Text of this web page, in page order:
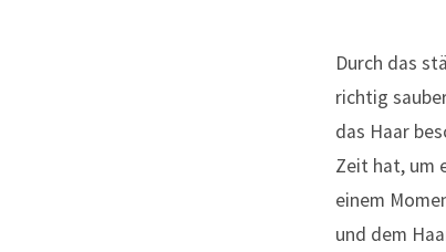
Durch das
richtig
das Haar
Zeit hat, um
einem
und dem